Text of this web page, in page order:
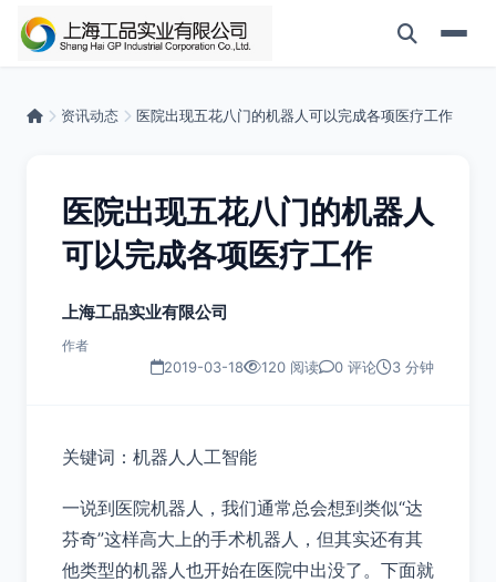
资讯动态 医院出现五花八门的机器人可以完成各项医疗工作
医院出现五花八门的机器人
可以完成各项医疗工作
上海工品实业有限公司
作者
2019-03-18 120 阅读 0 评论 3 分钟
关键词：机器人人工智能
一说到医院机器人，我们通常总会想到类似“达
芬奇”这样高大上的手术机器人，但其实还有其
他类型的机器人也开始在医院中出没了。下面就